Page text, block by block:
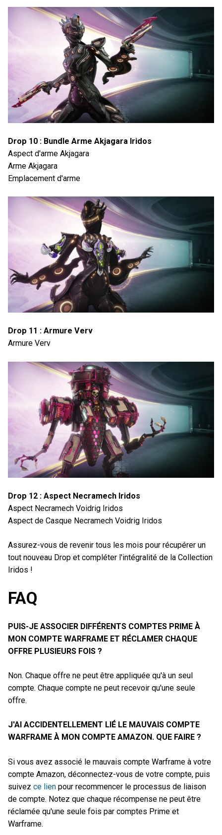
Drop 10 : Bundle Arme Akjagara Iridos
Aspect d'arme Akjagara
Arme Akjagara
Emplacement d'arme
Drop 11 : Armure Verv
Armure Verv
Drop 12 : Aspect Necramech Iridos
Aspect Necramech Voidrig Iridos
Aspect de Casque Necramech Voidrig Iridos
Assurez-vous de revenir tous les mois pour récupérer un
tout nouveau Drop et compléter l'intégralité de la Collection
Iridos !
FAQ
PUIS-JE ASSOCIER DIFFÉRENTS COMPTES PRIME À
MON COMPTE WARFRAME ET RÉCLAMER CHAQUE
OFFRE PLUSIEURS FOIS ?
Non. Chaque offre ne peut être appliquée qu'à un seul
compte. Chaque compte ne peut recevoir qu'une seule
offre.
J'AI ACCIDENTELLEMENT LIÉ LE MAUVAIS COMPTE
WARFRAME À MON COMPTE AMAZON. QUE FAIRE ?
Si vous avez associé le mauvais compte Warframe à votre
compte Amazon, déconnectez-vous de votre compte, puis
suivez ce lien pour recommencer le processus de liaison
de compte. Notez que chaque récompense ne peut être
réclamée qu'une seule fois par comptes Prime et
Warframe.